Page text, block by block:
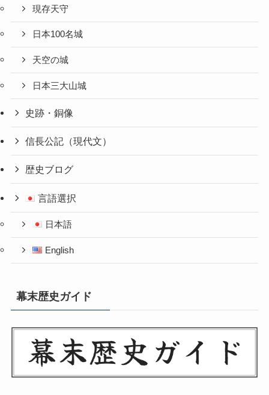
現存天守
日本100名城
天空の城
日本三大山城
史跡・銅像
信長公記（現代文）
歴史ブログ
言語選択
日本語
English
幕末歴史ガイド